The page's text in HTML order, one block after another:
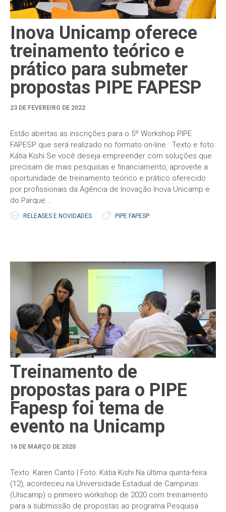
Inova Unicamp oferece
treinamento teórico e
prático para submeter
propostas PIPE FAPESP
23 DE FEVEREIRO DE 2022
Estão abertas as inscrições para o 5º Workshop PIPE
FAPESP que será realizado no formato on-line Texto e foto:
Kátia Kishi Se você deseja empreender com soluções que
precisam de mais pesquisas e financiamento, aproveite a
oportunidade de treinamento teórico e prático oferecido
por profissionais da Agência de Inovação Inova Unicamp e
do Parque...
 Category
RELEASES E NOVIDADES  Tags
PIPE FAPESP
Treinamento de
propostas para o PIPE
Fapesp foi tema de
evento na Unicamp
16 DE MARÇO DE 2020
Texto: Karen Canto | Foto: Kátia Kishi Na última quinta-feira
(12), aconteceu na Universidade Estadual de Campinas
(Unicamp) o primeiro workshop de 2020 com treinamento
para a submissão de propostas ao programa Pesquisa